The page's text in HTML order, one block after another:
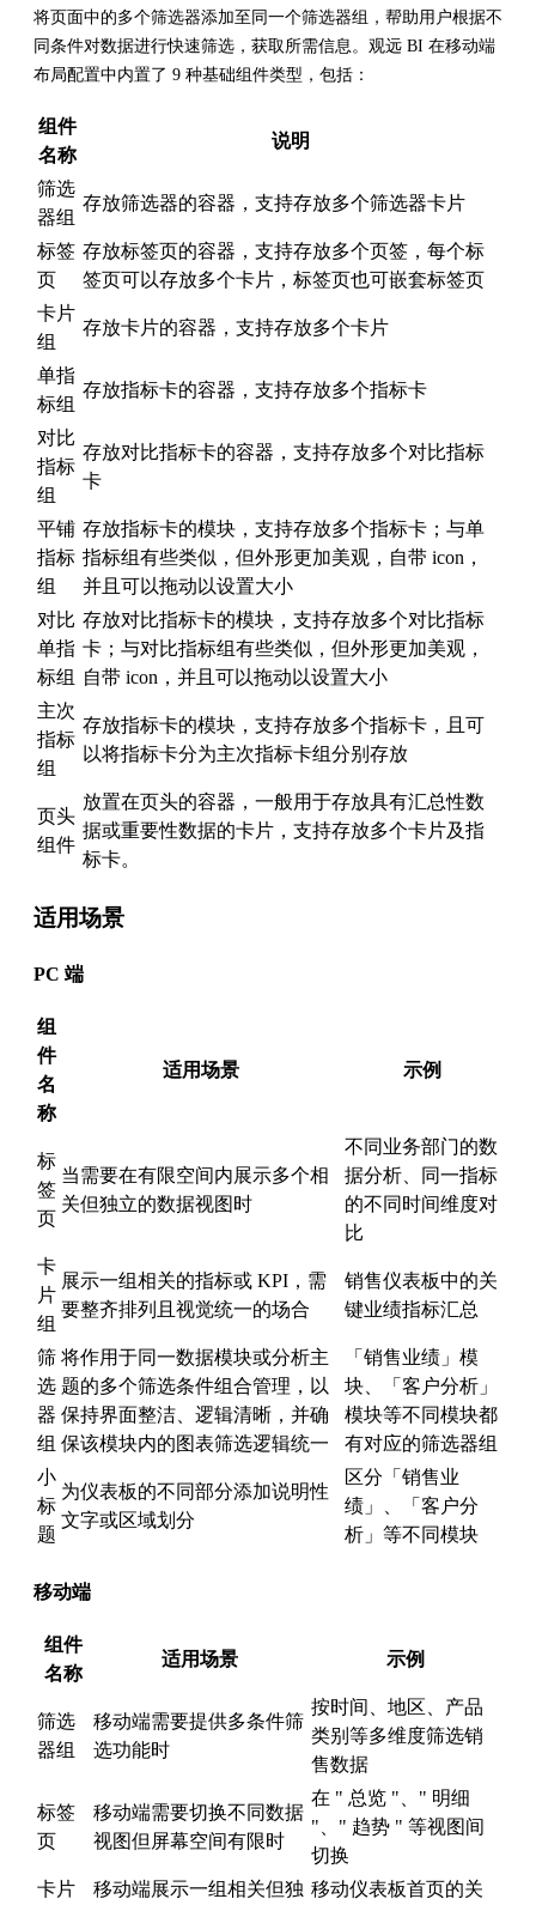
将页面中的多个筛选器添加至同一个筛选器组，帮助用户根据不
同条件对数据进行快速筛选，获取所需信息。观远 BI 在移动端
布局配置中内置了 9 种基础组件类型，包括：
组件
名称
说明
筛选
器组
存放筛选器的容器，支持存放多个筛选器卡片
标签
页
存放标签页的容器，支持存放多个页签，每个标
签页可以存放多个卡片，标签页也可嵌套标签页
卡片
组
存放卡片的容器，支持存放多个卡片
单指
标组
存放指标卡的容器，支持存放多个指标卡
对比
指标
组
存放对比指标卡的容器，支持存放多个对比指标
卡
平铺
指标
组
存放指标卡的模块，支持存放多个指标卡；与单
指标组有些类似，但外形更加美观，自带 icon，
并且可以拖动以设置大小
对比
单指
标组
存放对比指标卡的模块，支持存放多个对比指标
卡；与对比指标组有些类似，但外形更加美观，
自带 icon，并且可以拖动以设置大小
主次
指标
组
存放指标卡的模块，支持存放多个指标卡，且可
以将指标卡分为主次指标卡组分别存放
页头
组件
放置在页头的容器，一般用于存放具有汇总性数
据或重要性数据的卡片，支持存放多个卡片及指
标卡。
适用场景
PC 端
组
件
名
称
适用场景 示例
标
签
页
当需要在有限空间内展示多个相
关但独立的数据视图时
不同业务部门的数
据分析、同一指标
的不同时间维度对
比
卡
片
组
展示一组相关的指标或 KPI，需
要整齐排列且视觉统一的场合
销售仪表板中的关
键业绩指标汇总
筛
选
器
组
将作用于同一数据模块或分析主
题的多个筛选条件组合管理，以
保持界面整洁、逻辑清晰，并确
保该模块内的图表筛选逻辑统一
「销售业绩」模
块、「客户分析」
模块等不同模块都
有对应的筛选器组
小
标
题
为仪表板的不同部分添加说明性
文字或区域划分
区分「销售业
绩」、「客户分
析」等不同模块
移动端
组件
名称
适用场景 示例
筛选
器组
移动端需要提供多条件筛
选功能时
按时间、地区、产品
类别等多维度筛选销
售数据
标签
页
移动端需要切换不同数据
视图但屏幕空间有限时
在 " 总览 "、" 明细
"、" 趋势 " 等视图间
切换
卡片
移动端展示一组相关但独 移动仪表板首页的关